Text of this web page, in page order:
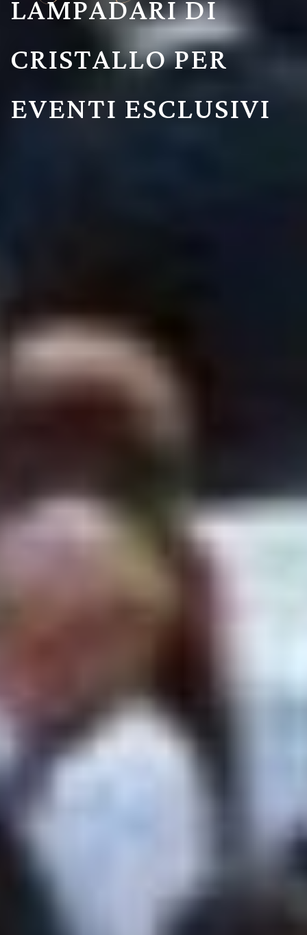
LAMPADARI DI
CRISTALLO PER
EVENTI ESCLUSIVI